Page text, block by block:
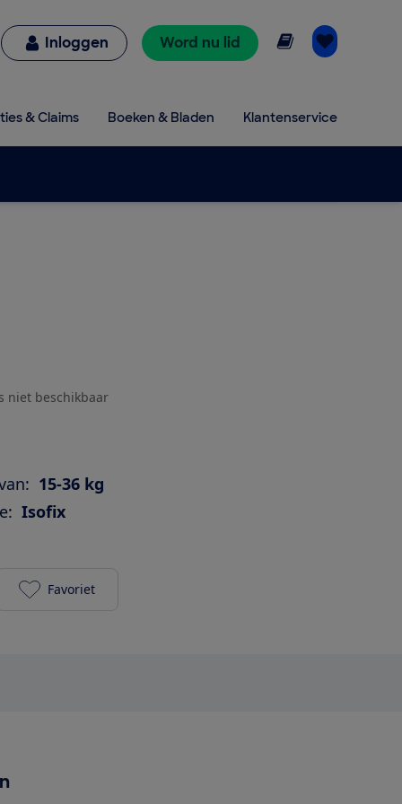
Inloggen Word nu lid Online lezen
& Claims Boeken & Bladen Klantenservice
niet beschikbaar
15-36 kg
Isofix
Nuna Aace toevoegen aan je favorieten
Favoriet